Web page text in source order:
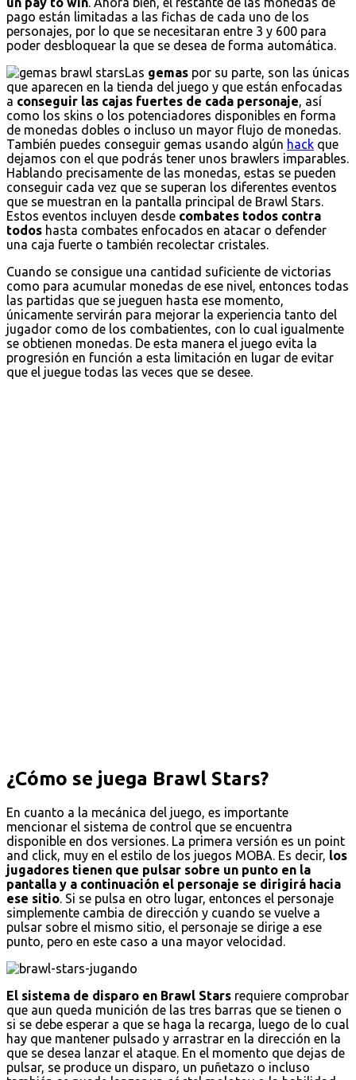
pago están limitadas a las fichas de cada uno de los
personajes, por lo que se necesitaran entre 3 y 600 para
poder desbloquear la que se desea de forma automática.
Las gemas por su parte, son las únicas
que aparecen en la tienda del juego y que están enfocadas
a conseguir las cajas fuertes de cada personaje , así
como los skins o los potenciadores disponibles en forma
de monedas dobles o incluso un mayor flujo de monedas.
También puedes conseguir gemas usando algún hack que
dejamos con el que podrás tener unos brawlers imparables.
Hablando precisamente de las monedas, estas se pueden
conseguir cada vez que se superan los diferentes eventos
que se muestran en la pantalla principal de Brawl Stars.
Estos eventos incluyen desde combates todos contra
todos hasta combates enfocados en atacar o defender
una caja fuerte o también recolectar cristales.
Cuando se consigue una cantidad suficiente de victorias
como para acumular monedas de ese nivel, entonces todas
las partidas que se jueguen hasta ese momento,
únicamente servirán para mejorar la experiencia tanto del
jugador como de los combatientes, con lo cual igualmente
se obtienen monedas. De esta manera el juego evita la
progresión en función a esta limitación en lugar de evitar
que el juegue todas las veces que se desee.
¿Cómo se juega Brawl Stars?
En cuanto a la mecánica del juego, es importante
mencionar el sistema de control que se encuentra
disponible en dos versiones. La primera versión es un point
and click, muy en el estilo de los juegos MOBA. Es decir, los
jugadores tienen que pulsar sobre un punto en la
pantalla y a continuación el personaje se dirigirá hacia
ese sitio. Si se pulsa en otro lugar, entonces el personaje
simplemente cambia de dirección y cuando se vuelve a
pulsar sobre el mismo sitio, el personaje se dirige a ese
punto, pero en este caso a una mayor velocidad.
El sistema de disparo en Brawl Stars requiere comprobar
que aun queda munición de las tres barras que se tienen o
si se debe esperar a que se haga la recarga, luego de lo cual
hay que mantener pulsado y arrastrar en la dirección en la
que se desea lanzar el ataque. En el momento que dejas de
pulsar, se produce un disparo, un puñetazo o incluso